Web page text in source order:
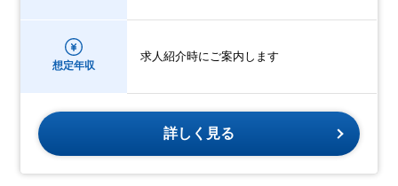
想定年収
求人紹介時にご案内します
詳しく見る